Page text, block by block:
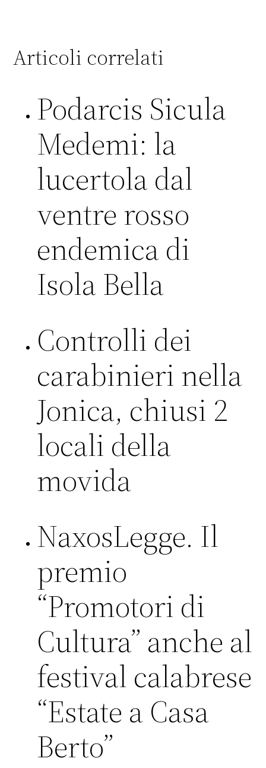
Articoli correlati
Podarcis Sicula
Medemi: la
lucertola dal
ventre rosso
endemica di
Isola Bella
Controlli dei
carabinieri nella
Jonica, chiusi 2
locali della
movida
NaxosLegge. Il
premio
“Promotori di
Cultura” anche al
festival calabrese
“Estate a Casa
Berto”